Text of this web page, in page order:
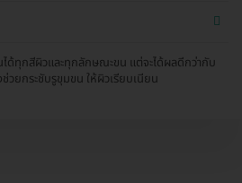
นได้ทุกสีผิวและทุกลักษณะขน แต่จะได้ผลดีกว่ากับ
วยกระชับรูขุมขน ให้ผิวเรียบเนียน